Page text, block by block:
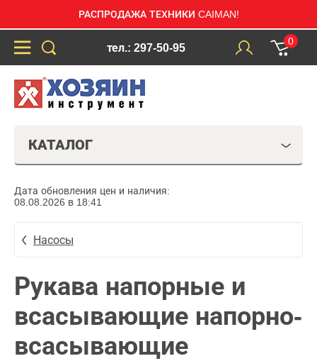
РАСПРОДАЖА ТЕХНИКИ CAIMAN!
тел.: 297-50-95
0
КАТАЛОГ
Дата обновления цен и наличия:
08.08.2026 в 18:41
Насосы
Рукава напорные и
всасывающие напорно-
всасывающие